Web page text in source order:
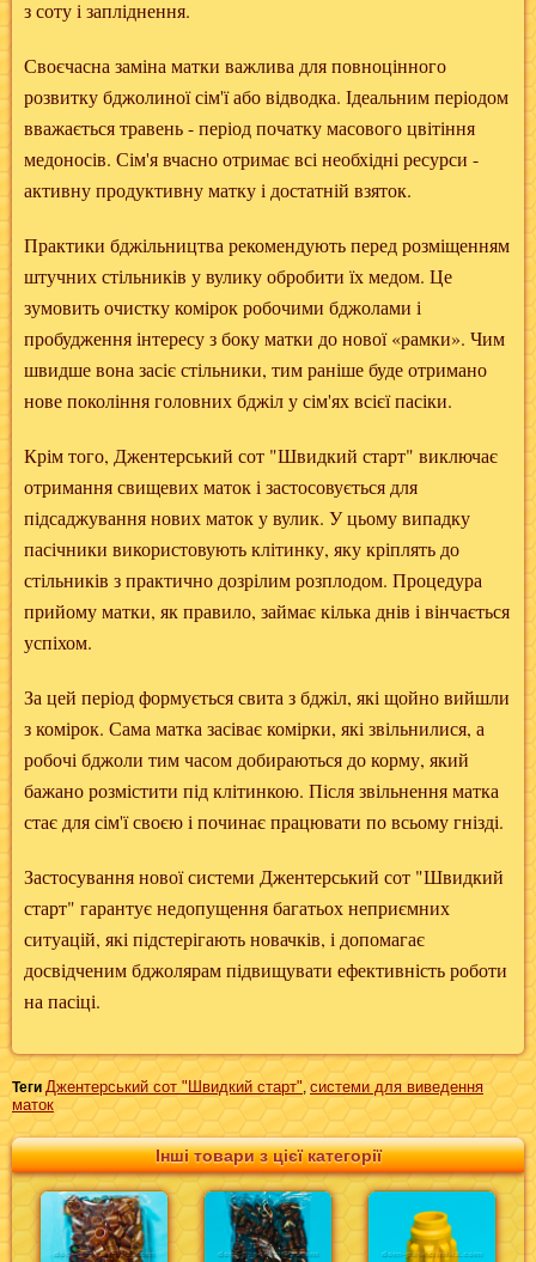
з соту і запліднення.
Своєчасна заміна матки важлива для повноцінного
розвитку бджолиної сім'ї або відводка. Ідеальним періодом
вважається травень - період початку масового цвітіння
медоносів. Сім'я вчасно отримає всі необхідні ресурси -
активну продуктивну матку і достатній взяток.
Практики бджільництва рекомендують перед розміщенням
штучних стільників у вулику обробити їх медом. Це
зумовить очистку комірок робочими бджолами і
пробудження інтересу з боку матки до нової «рамки». Чим
швидше вона засіє стільники, тим раніше буде отримано
нове покоління головних бджіл у сім'ях всієї пасіки.
Крім того, Джентерський сот "Швидкий старт" виключає
отримання свищевих маток і застосовується для
підсаджування нових маток у вулик. У цьому випадку
пасічники використовують клітинку, яку кріплять до
стільників з практично дозрілим розплодом. Процедура
прийому матки, як правило, займає кілька днів і вінчається
успіхом.
За цей період формується свита з бджіл, які щойно вийшли
з комірок. Сама матка засіває комірки, які звільнилися, а
робочі бджоли тим часом добираються до корму, який
бажано розмістити під клітинкою. Після звільнення матка
стає для сім'ї своєю і починає працювати по всьому гнізді.
Застосування нової системи Джентерський сот "Швидкий
старт" гарантує недопущення багатьох неприємних
ситуацій, які підстерігають новачків, і допомагає
досвідченим бджолярам підвищувати ефективність роботи
на пасіці.
Теги Джентерський сот "Швидкий старт",системи для виведення
маток
Інші товари з цієї категорії